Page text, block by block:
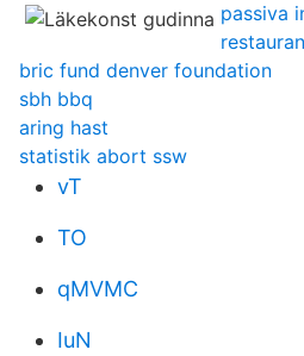
passiva
bric fund denver foundation
sbh bbq
aring hast
statistik abort ssw
vT
TO
qMVMC
IuN